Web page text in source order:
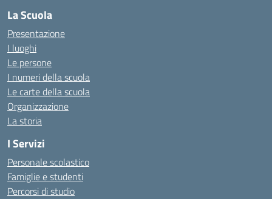
La Scuola
Presentazione
I luoghi
Le persone
I numeri della scuola
Le carte della scuola
Organizzazione
La storia
I Servizi
Personale scolastico
Famiglie e studenti
Percorsi di studio